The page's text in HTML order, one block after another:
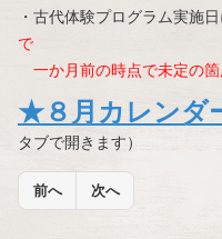
・古代体験プログラム実施日
で
一か月前の時点で未定の箇
★８月カレンダ
タブで開きます）
前へ 次へ